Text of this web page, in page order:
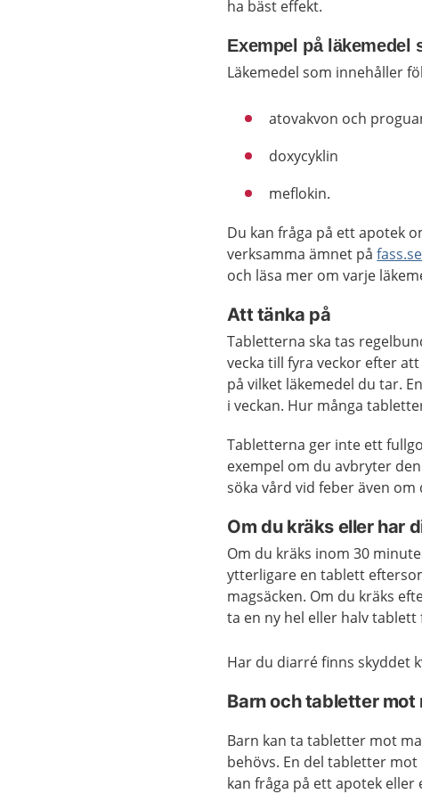
ha bäst effekt.
Exempel på läkemedel
Läkemedel som innehåller
atovakvon och
doxycyklin
meflokin.
Du kan fråga på ett apotek
verksamma ämnet påfass.se
och läsa mer om varje
Att tänka på
Tabletterna ska tas
vecka till fyra veckor efter
på vilket läkemedel du tar.
i veckan. Hur många
Tabletterna ger inte ett
exempel om du avbryter
söka vård vid feber även
Om du kräks eller har
Om du kräks inom 30
ytterligare en tablett
magsäcken. Om du kräks
ta en ny hel eller halv
Har du diarré finns skyddet
Barn och tabletter mot
Barn kan ta tabletter mot
behövs. En del tabletter
kan fråga på ett apotek eller